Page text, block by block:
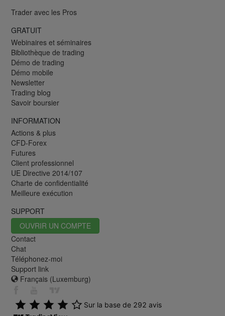
Trader avec les Pros
GRATUIT
Webinaires et séminaires
Bibliothèque de trading
Démo de trading
Démo mobile
Newsletter
Trading blog
Savoir boursier
INFORMATION
Actions & plus
CFD-Forex
Futures
Client professionnel
UE Directive 2014/107
Charte de confidentialité
Meilleure exécution
SUPPORT
OUVRIR UN COMPTE
Contact
Chat
Téléphonez-moi
Support link
Français (Luxemburg)